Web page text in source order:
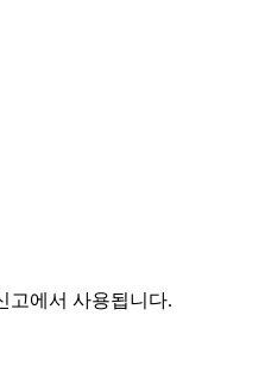
고에서 사용됩니다.